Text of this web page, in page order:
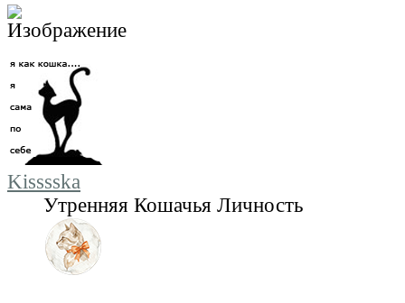
Kisssska
Утренняя Кошачья Личность